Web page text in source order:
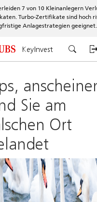
7 von 10 Kleinanlegern
Turbo-Zertifikate sind hoch
Anlagestrategien geeignet.
KeyInvest
Sie am
Ort